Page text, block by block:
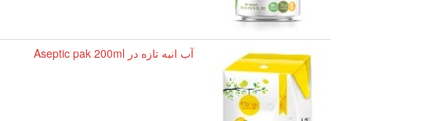
آب انبه تازه در Aseptic pak 200ml